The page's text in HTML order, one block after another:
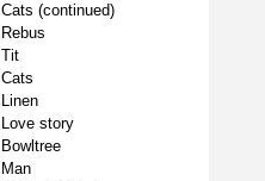
Cats (continued)
Rebus
Tit
Cats
Linen
Love story
Bowltree
Man